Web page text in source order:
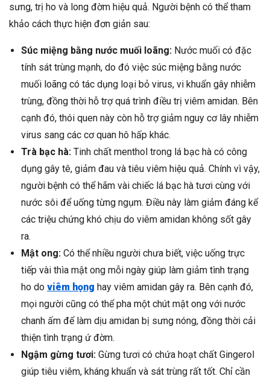
sưng, trị ho và long đờm hiệu quả. Người bệnh có thể tham
khảo cách thực hiện đơn giản sau:
Súc miệng bằng nước muối loãng: Nước muối có đặc
tính sát trùng mạnh, do đó việc súc miệng bằng nước
muối loãng có tác dụng loại bỏ virus, vi khuẩn gây nhiễm
trùng, đồng thời hỗ trợ quá trình điều trị viêm amidan. Bên
cạnh đó, thói quen này còn hỗ trợ giảm nguy cơ lây nhiễm
virus sang các cơ quan hô hấp khác.
Trà bạc hà: Tinh chất menthol trong lá bạc hà có công
dụng gây tê, giảm đau và tiêu viêm hiệu quả. Chính vì vậy,
người bệnh có thể hãm vài chiếc lá bạc hà tươi cùng với
nước sôi để uống từng ngụm. Điều này làm giảm đáng kể
các triệu chứng khó chịu do viêm amidan không sốt gây
ra.
Mật ong: Có thể nhiều người chưa biết, việc uống trực
tiếp vài thìa mật ong mỗi ngày giúp làm giảm tình trạng
ho do viêm họng hay viêm amidan gây ra. Bên cạnh đó,
mọi người cũng có thể pha một chút mật ong với nước
chanh ấm để làm dịu amidan bị sưng nóng, đồng thời cải
thiện tình trạng ứ đờm.
Ngậm gừng tươi: Gừng tươi có chứa hoạt chất Gingerol
giúp tiêu viêm, kháng khuẩn và sát trùng rất tốt. Chỉ cần